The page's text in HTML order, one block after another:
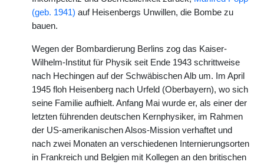
(geb. 1941) auf Heisenbergs Unwillen, die Bombe zu
bauen.
Wegen der Bombardierung Berlins zog das Kaiser-
Wilhelm-Institut für Physik seit Ende 1943 schrittweise
nach Hechingen auf der Schwäbischen Alb um. Im April
1945 floh Heisenberg nach Urfeld (Oberbayern), wo sich
seine Familie aufhielt. Anfang Mai wurde er, als einer der
letzten führenden deutschen Kernphysiker, im Rahmen
der US-amerikanischen Alsos-Mission verhaftet und
nach zwei Monaten an verschiedenen Internierungsorten
in Frankreich und Belgien mit Kollegen an den britischen